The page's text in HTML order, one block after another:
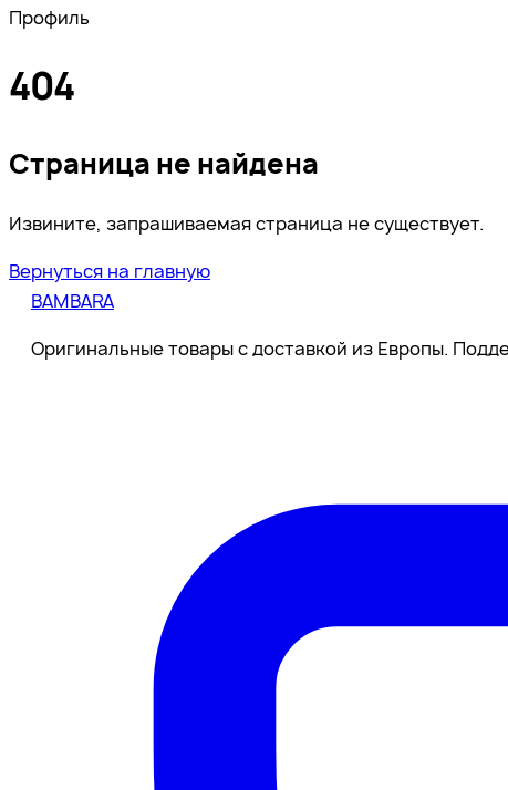
Профиль
404
Страница не найдена
Извините, запрашиваемая страница не существует.
Вернуться на главную
BAMBARA
Оригинальные товары с доставкой из Европы.